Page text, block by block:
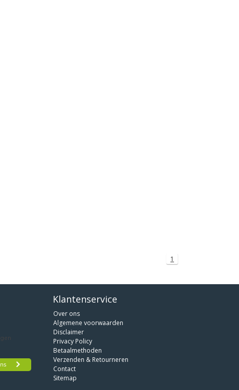
1
Klantenservice
Over ons
Algemene voorwaarden
Disclaimer
Privacy Policy
Betaalmethoden
Verzenden & Retourneren
Contact
Sitemap